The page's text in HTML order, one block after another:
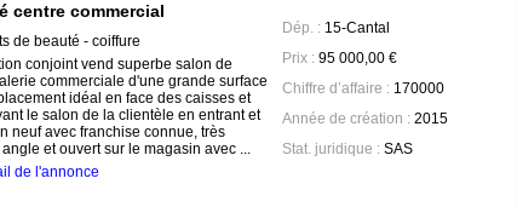
centre commercial
Dép. :15-Cantal
Prix :95 000,00 €
Chiffre d’affaire :170000
Année de création :2015
Stat. juridique :SAS
de beauté - coiffure
conjoint vend superbe salon de
commerciale d'une grande surface
idéal en face des caisses et
le salon de la clientèle en entrant et
neuf avec franchise connue, très
et ouvert sur le magasin avec ...
de l'annonce